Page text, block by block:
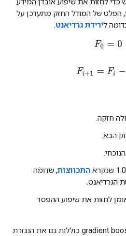
הפלט של המודל החזק מתעדכן על
לירידת גרדיאנט.
F 0=0
F +1 =Fi− ξf
חזקה.
הבא.
התכווצות, שדומה
הגרדיאנט.
לחזות את שיפוע ההפסד
וריאציות מודרניות של gradient boosting כוללות גם את הנגזרת